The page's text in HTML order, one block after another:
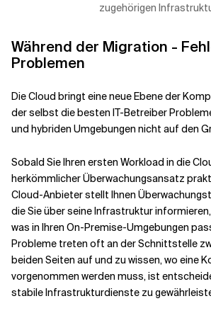
zugehörigen
Während der Migration -
Problemen
Die Cloud bringt eine neue Ebene der
der selbst die besten IT-Betreiber
und hybriden Umgebungen nicht auf den
Sobald Sie Ihren ersten Workload in die
herkömmlicher Überwachungsansatz
Cloud-Anbieter stellt Ihnen
die Sie über seine Infrastruktur
was in Ihren On-Premise-Umgebungen
Probleme treten oft an der Schnittstelle
beiden Seiten auf und zu wissen, wo eine
vorgenommen werden muss, ist
stabile Infrastrukturdienste zu